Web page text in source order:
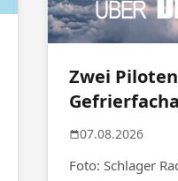
Zwei
07.08.2026
Foto: Schlager